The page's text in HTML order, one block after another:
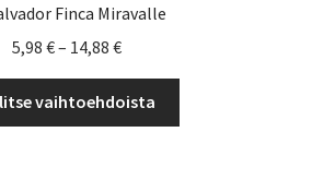
Finca Miravalle
5,98 €– 14,88 €Hintaluokka:
-
14,88 €
vaihtoehdoista